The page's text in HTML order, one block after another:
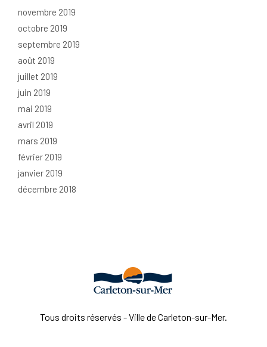
novembre 2019
octobre 2019
septembre 2019
août 2019
juillet 2019
juin 2019
mai 2019
avril 2019
mars 2019
février 2019
janvier 2019
décembre 2018
Tous droits réservés - Ville de Carleton-sur-Mer.